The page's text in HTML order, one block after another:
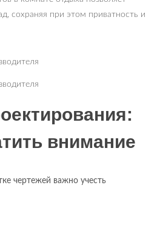
сохраняя при этом приватность и
внимание
чертежей важно учесть